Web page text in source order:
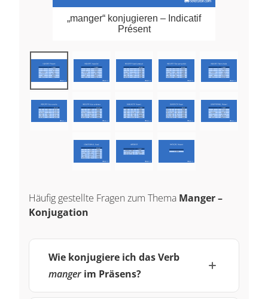
„manger“ konjugieren – Indicatif
Présent
Häufig gestellte Fragen zum Thema Manger –
Konjugation
Wie konjugiere ich das Verb
manger im Präsens?